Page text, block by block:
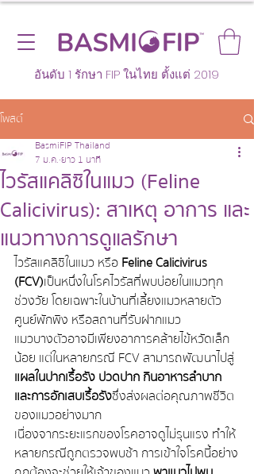
อันดับ 1 รักษา FIP ในไทย ตั้งแต่ 2019
โพสต์
ไวรัสแคลิซิในแมว (Feline
Calicivirus): สาเหตุ อาการ และ
แนวทางการดูแลรักษา
BasmiFIP Thailand
7 ม.ค. ยาว 1 นาที
ไวรัสแคลิซิในแมว หรือ Feline Calicivirus
(FCV) เป็นหนึ่งในโรคไวรัสที่พบบ่อยในแมวทุก
ช่วงวัย โดยเฉพาะในบ้านที่เลี้ยงแมวหลายตัว
ศูนย์พักพิง หรือสถานที่รับฝากแมว
แมวบางตัวอาจมีเพียงอาการคล้ายไข้หวัดเล็ก
น้อย แต่ในหลายกรณี FCV สามารถพัฒนาไปสู่
แผลในปากเรื้อรัง ปวดปาก กินอาหารลำบาก
และการอักเสบเรื้อรัง ซึ่งส่งผลต่อคุณภาพชีวิต
ของแมวอย่างมาก
เนื่องจากระยะแรกของโรคอาจดูไม่รุนแรง ทำให้
หลายกรณีถูกตรวจพบช้า การเข้าใจโรคนี้อย่าง